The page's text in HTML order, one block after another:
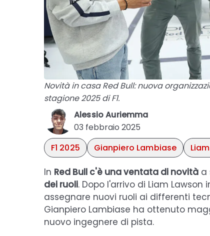
Novità in casa Red Bull: nuova
stagione 2025 di F1.
Alessio Auriemma
03 febbraio 2025
F1 2025
Gianpiero Lambiase
In Red Bull c'è una ventata di novità a
dei ruoli. Dopo l'arrivo di Liam
assegnare nuovi ruoli ai differenti
Gianpiero Lambiase ha ottenuto
nuovo ingegnere di pista.